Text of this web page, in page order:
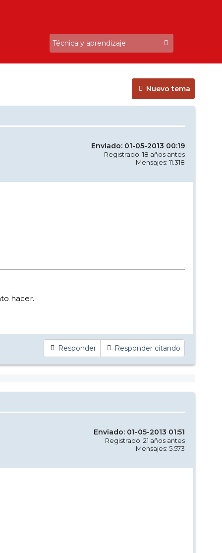
Nuevo tema
Enviado: 01-05-2013 00:19
Registrado: 18 años antes
Mensajes: 11.318
hacer.
Responder Responder citando
Enviado: 01-05-2013 01:51
Registrado: 21 años antes
Mensajes: 5.573